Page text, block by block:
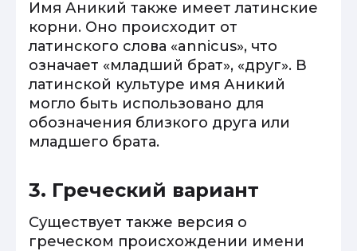
Имя Аникий также имеет латинские
корни. Оно происходит от
латинского слова «annicus», что
означает «младший брат», «друг». В
латинской культуре имя Аникий
могло быть использовано для
обозначения близкого друга или
младшего брата.
3. Греческий вариант
Существует также версия о
греческом происхождении имени